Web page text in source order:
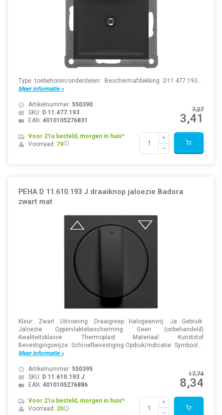
Type toebehoren/onderdelen: Beschermafdekking D11.477.193...
Meer informatie »
7,27
3,41
Artikelnummer: 550390
SKU: D 11.477.193
EAN: 4010105276831
Voor 21u besteld, morgen in huis*
Voorraad: 79
PEHA D 11.610.193 J draaiknop jaloezie Badora
zwart mat
Kleur: Zwart Uitvoering: Draaigreep Halogeenvrij: Ja Gebruik:
Jaloezie Oppervlaktebescherming: Geen (onbehandeld)
Kwaliteitsklasse: Thermoplast Materiaal: Kunststof
Bevestigingswijze: Schroefbevestiging Opdruk/indicatie: Symbool...
Meer informatie »
17,74
8,34
Artikelnummer: 550395
SKU: D 11.610.193 J
EAN: 4010105276886
Voor 21u besteld, morgen in huis*
Voorraad: 20